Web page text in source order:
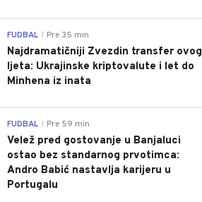
FUDBAL Pre 35 min
Najdramatičniji Zvezdin transfer ovog
ljeta: Ukrajinske kriptovalute i let do
Minhena iz inata
FUDBAL Pre 59 min
Velež pred gostovanje u Banjaluci
ostao bez standarnog prvotimca:
Andro Babić nastavlja karijeru u
Portugalu